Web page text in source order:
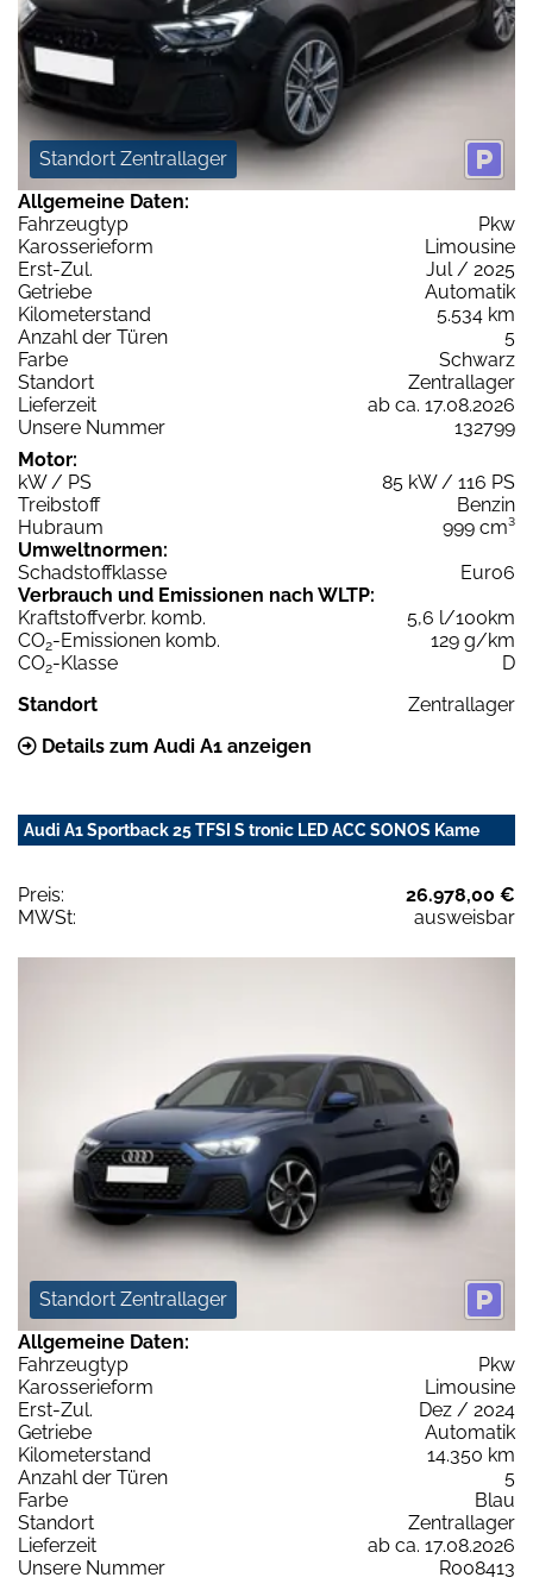
Standort Zentrallager
Allgemeine Daten:
Fahrzeugtyp
Pkw
Karosserieform
Limousine
Erst-Zul.
Jul / 2025
Getriebe
Automatik
Kilometerstand
5.534 km
Anzahl der Türen
5
Farbe
Schwarz
Standort
Zentrallager
Lieferzeit
ab ca. 17.08.2026
Unsere Nummer
132799
Motor:
kW / PS
85 kW / 116 PS
Treibstoff
Benzin
Hubraum
999 cm³
Umweltnormen:
Schadstoffklasse
Euro6
Verbrauch und Emissionen nach WLTP:
Kraftstoffverbr. komb.
5,6 l/100km
CO2-Emissionen komb.
129 g/km
CO2-Klasse
D
Standort
Zentrallager
Details zum Audi A1 anzeigen
Audi A1 Sportback 25 TFSI S tronic LED ACC SONOS Kame
Preis:
26.978,00 €
MWSt:
ausweisbar
Standort Zentrallager
Allgemeine Daten:
Fahrzeugtyp
Pkw
Karosserieform
Limousine
Erst-Zul.
Dez / 2024
Getriebe
Automatik
Kilometerstand
14.350 km
Anzahl der Türen
5
Farbe
Blau
Standort
Zentrallager
Lieferzeit
ab ca. 17.08.2026
Unsere Nummer
R008413